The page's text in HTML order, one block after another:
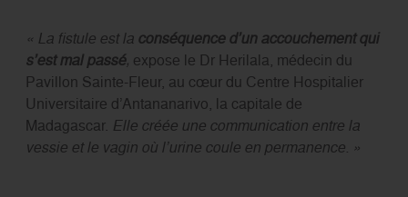
« La fistule est la conséquence d’un accouchement qui
s’est mal passé, expose le Dr Herilala, médecin du
Pavillon Sainte-Fleur, au cœur du Centre Hospitalier
Universitaire d’Antananarivo, la capitale de
Madagascar. Elle créée une communication entre la
vessie et le vagin où l’urine coule en permanence. »